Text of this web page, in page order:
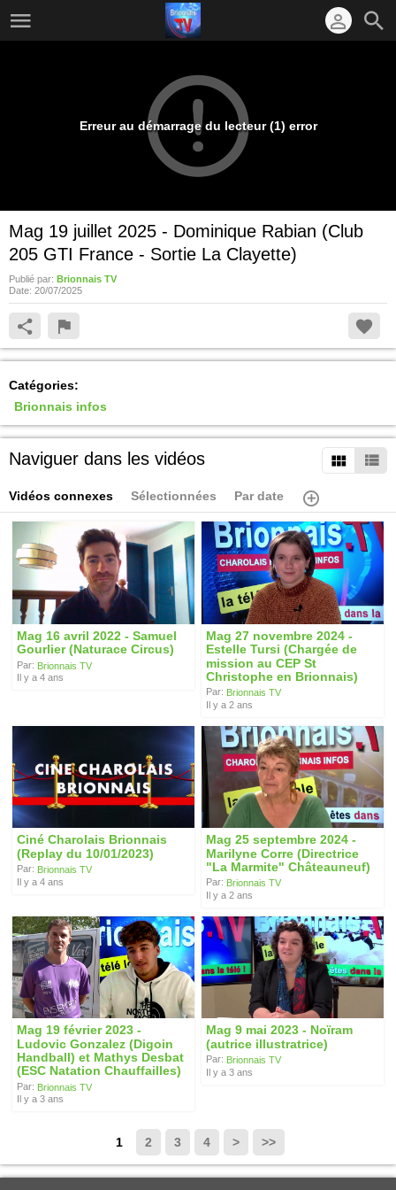
Erreur au démarrage du lecteur (1) error
Mag 19 juillet 2025 - Dominique Rabian (Club
205 GTI France - Sortie La Clayette)
Publié par: Brionnais TV
Date: 20/07/2025
Catégories:
Brionnais infos
Naviguer dans les vidéos
Vidéos connexes Sélectionnées Par date
Mag 16 avril 2022 - Samuel
Gourlier (Naturace Circus)
Par: Brionnais TV
Il y a 4 ans
Mag 27 novembre 2024 -
Estelle Tursi (Chargée de
mission au CEP St
Christophe en Brionnais)
Par: Brionnais TV
Il y a 2 ans
Ciné Charolais Brionnais
(Replay du 10/01/2023)
Par: Brionnais TV
Il y a 4 ans
Mag 25 septembre 2024 -
Marilyne Corre (Directrice
"La Marmite" Châteauneuf)
Par: Brionnais TV
Il y a 2 ans
Mag 19 février 2023 -
Ludovic Gonzalez (Digoin
Handball) et Mathys Desbat
(ESC Natation Chauffailles)
Par: Brionnais TV
Il y a 3 ans
Mag 9 mai 2023 - Noïram
(autrice illustratrice)
Par: Brionnais TV
Il y a 3 ans
1 2 3 4 > >>